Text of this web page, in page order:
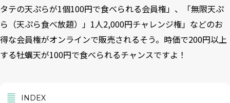
タテの天ぷらが1個100円で食べられる会員権」、「無限天ぷ
ら（天ぷら食べ放題）」1人2,000円チャレンジ権」などのお
得な会員権がオンラインで販売されるそう。時価で200円以上
する牡蠣天が100円で食べられるチャンスですよ！
INDEX